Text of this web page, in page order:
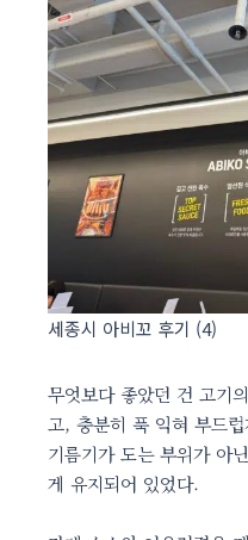
세종시 아비꼬 후기 (4)
무엇보다 좋았던 건 고기
고, 충분히 푹 익혀 부드
기름기가 도는 부위가 아
게 유지되어 있었다.